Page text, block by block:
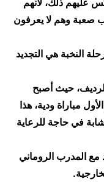
صعبة وهم لا يعرفون
النخبة هي التجديد
حيث أصبح
مباراة ودية، هذا
في حاجة للرعاية
مع المدرب الروماني